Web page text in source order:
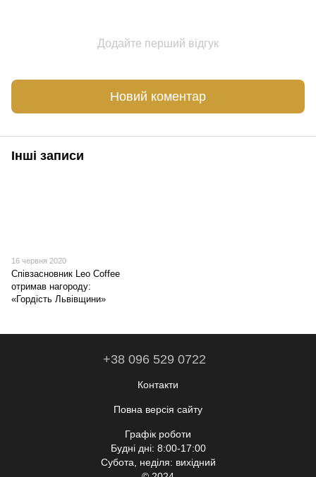
Додайте перший відгук
Новий коментар
Інші записи
16 червня 2020
Співзасновник Leo Coffee
отримав нагороду:
«Гордість Львівщини»
+38 096 529 0722
Контакти
Повна версія сайту
Графік роботи
Будні дні: 8:00-17:00
Субота, неділя: вихідний